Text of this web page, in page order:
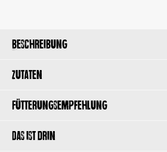
Beschreibung
Zutaten
Fütterungsempfehlung
Das ist drin